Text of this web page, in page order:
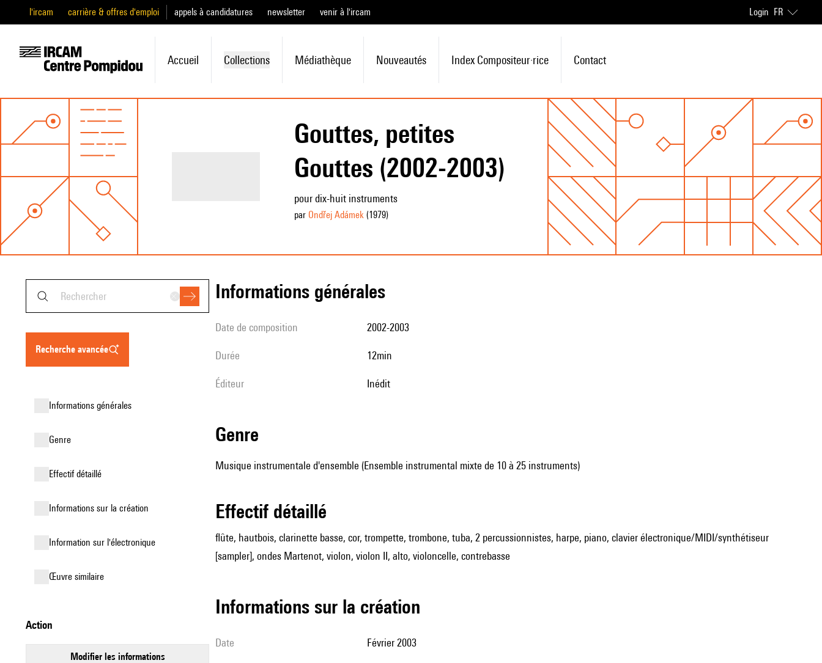
l'ircam carrière & offres d'emploi appels à candidatures newsletter venir à l'ircam Login FR
Accueil Collections Médiathèque Nouveautés Index Compositeur·rice Contact
Gouttes, petites
Gouttes (2002-2003)
pour dix-huit instruments
par Ondřej Adámek(1979)
recherche avancée
informations générales
genre
effectif détaillé
informations sur la création
Information sur l'électronique
œuvre similaire
action
modifier les informations
informations générales
date de composition 2002-2003
durée 12min
éditeur Inédit
genre
Musique instrumentale d'ensemble (Ensemble instrumental mixte de 10 à 25 instruments)
effectif détaillé
flûte, hautbois, clarinette basse, cor, trompette, trombone, tuba, 2 percussionnistes, harpe, piano, clavier électronique/MIDI/synthétiseur
[sampler], ondes Martenot, violon, violon II, alto, violoncelle, contrebasse
informations sur la création
date Février 2003